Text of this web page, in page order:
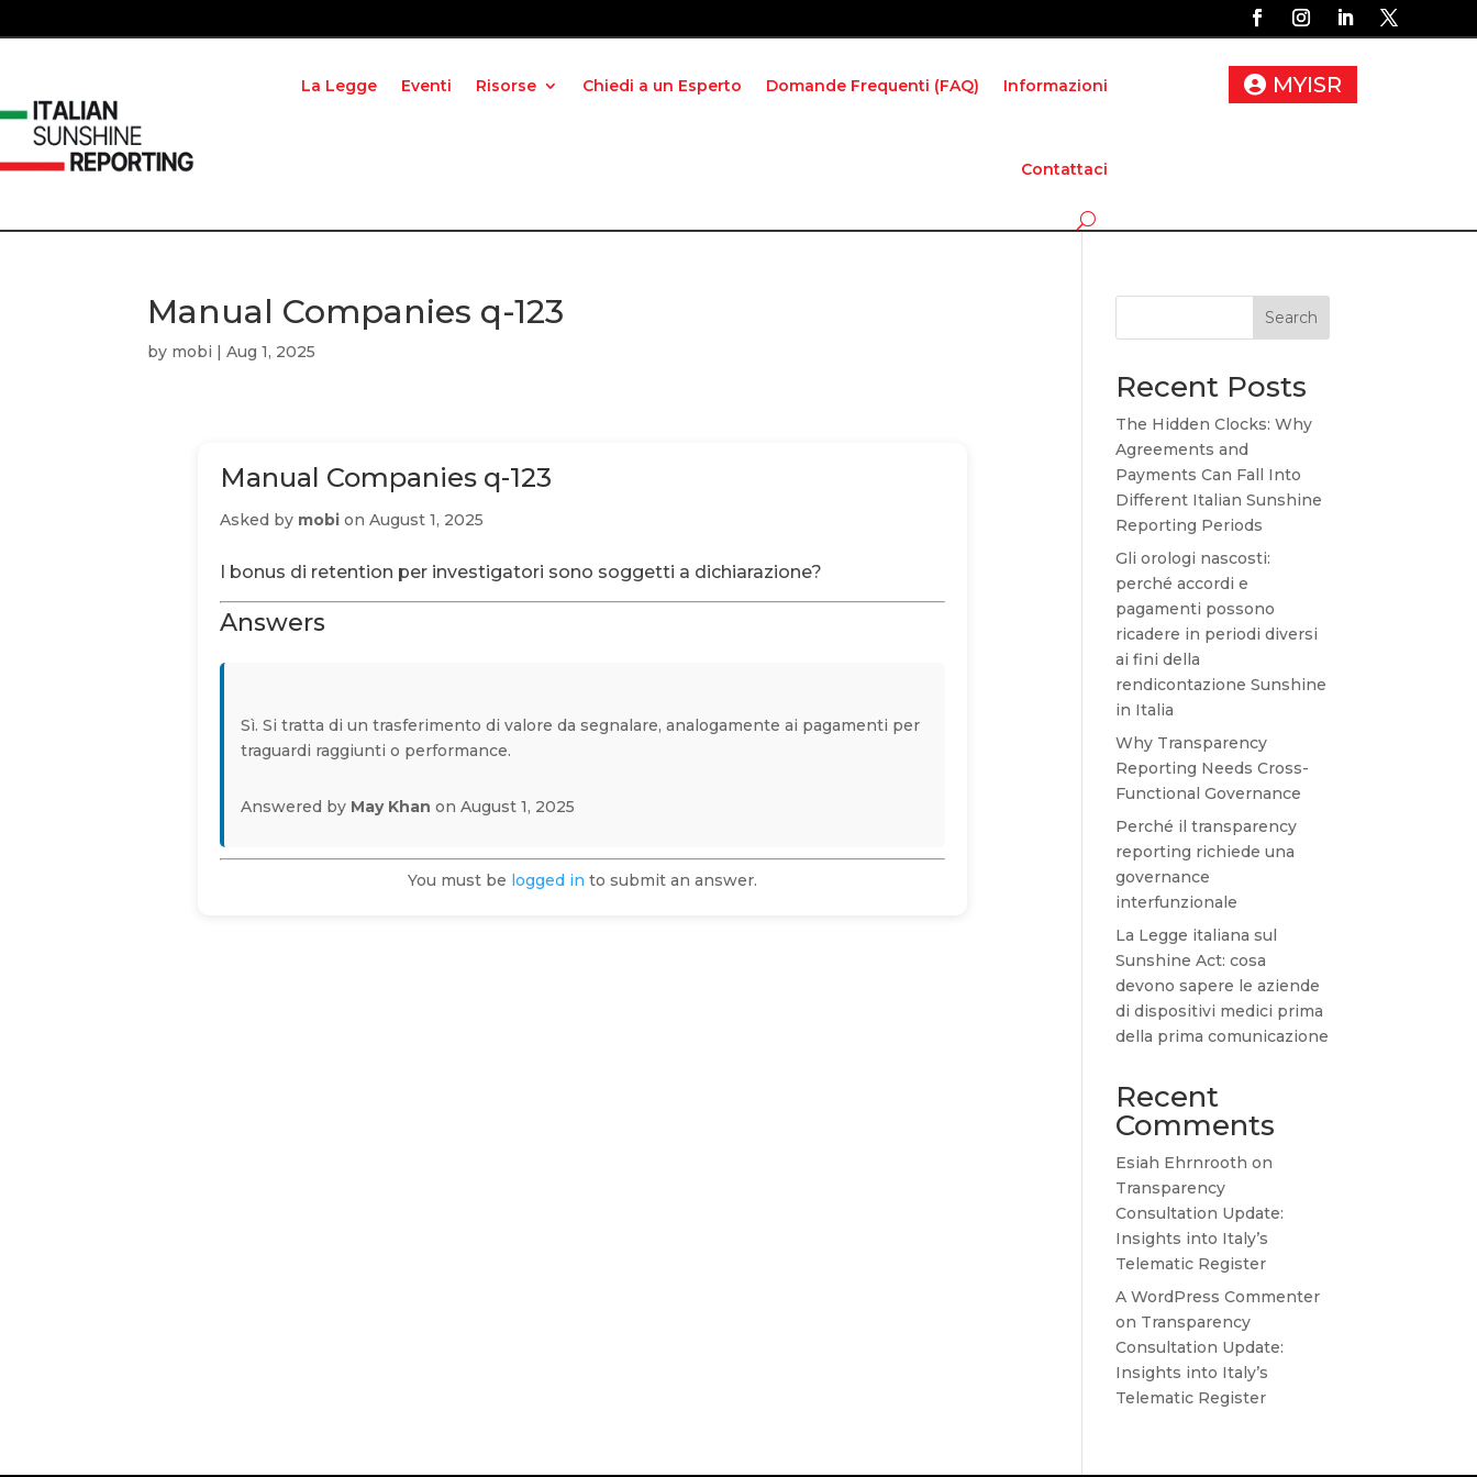
La Legge Eventi Risorse Chiedi a un Esperto Domande Frequenti (FAQ) Informazioni
Contattaci
MYISR
Manual Companies q-123
by mobi |Aug 1, 2025
Manual Companies q-123
Asked by mobi on August 1, 2025
I bonus di retention per investigatori sono soggetti a dichiarazione?
Answers
Sì. Si tratta di un trasferimento di valore da segnalare, analogamente ai pagamenti per
traguardi raggiunti o performance.
Answered by May Khan on August 1, 2025
You must be logged in to submit an answer.
Search
Recent Posts
The Hidden Clocks: Why
Agreements and
Payments Can Fall Into
Different Italian Sunshine
Reporting Periods
Gli orologi nascosti:
perché accordi e
pagamenti possono
ricadere in periodi diversi
ai fini della
rendicontazione Sunshine
in Italia
Why Transparency
Reporting Needs Cross-
Functional Governance
Perché il transparency
reporting richiede una
governance
interfunzionale
La Legge italiana sul
Sunshine Act: cosa
devono sapere le aziende
di dispositivi medici prima
della prima comunicazione
Recent
Comments
Esiah Ehrnrooth on
Transparency
Consultation Update:
Insights into Italy’s
Telematic Register
A WordPress Commenter
on Transparency
Consultation Update:
Insights into Italy’s
Telematic Register